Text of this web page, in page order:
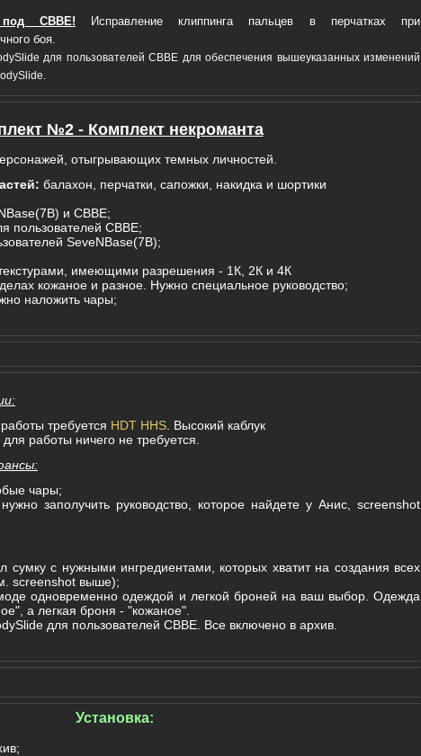
CBBE! Исправление клиппинга пальцев в перчатках при
боя.
для пользователей CBBE для обеспечения вышеуказанных изменений
№2 - Комплект некроманта
отыгрывающих темных личностей.
балахон, перчатки, сапожки, накидка и шортики
и CBBE;
пользователей CBBE;
SeveNBase(7B);
имеющими разрешения - 1К, 2К и 4К
кожаное и разное. Нужно специальное руководство;
наложить чары;
требуется HDT HHS . Высокий каблук
работы ничего не требуется.
чары;
заполучить руководство, которое найдете у Анис, screenshot
сумку с нужными ингредиентами, которых хватит на создания всех
screenshot выше);
одновременно одеждой и легкой броней на ваш выбор. Одежда
а легкая броня - "кожаное".
для пользователей CBBE. Все включено в архив.
Установка: